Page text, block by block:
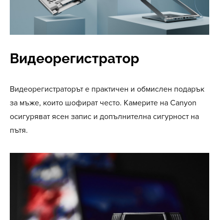
Видеорегистратор
Видеорегистраторът е практичен и обмислен подарък
за мъже, които шофират често. Камерите на Canyon
осигуряват ясен запис и допълнителна сигурност на
пътя.